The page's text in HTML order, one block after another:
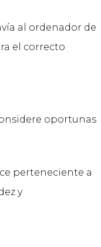
al ordenador de
el correcto
oportunas
perteneciente a
y